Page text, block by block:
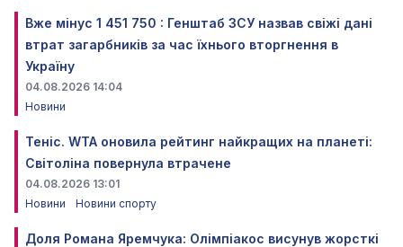
Вже мінус 1 451 750 : Генштаб ЗСУ назвав свіжі дані
втрат загарбників за час їхнього вторгнення в
Україну
04.08.2026 14:04
Новини
Теніс. WTA оновила рейтинг найкращих на планеті:
Світоліна повернула втрачене
04.08.2026 13:01
Новини
Новини спорту
Доля Романа Яремчука: Олімпіакос висунув жорсткі